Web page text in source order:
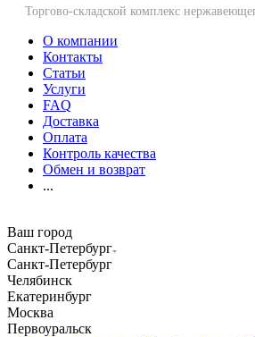
Торгово-складской комплекс
О компании
Контакты
Статьи
Услуги
FAQ
Доставка
Оплата
Контроль качества
Обмен и возврат
...
Ваш город
Санкт-Петербург
Санкт-Петербург
Челябинск
Екатеринбург
Москва
Первоуральск